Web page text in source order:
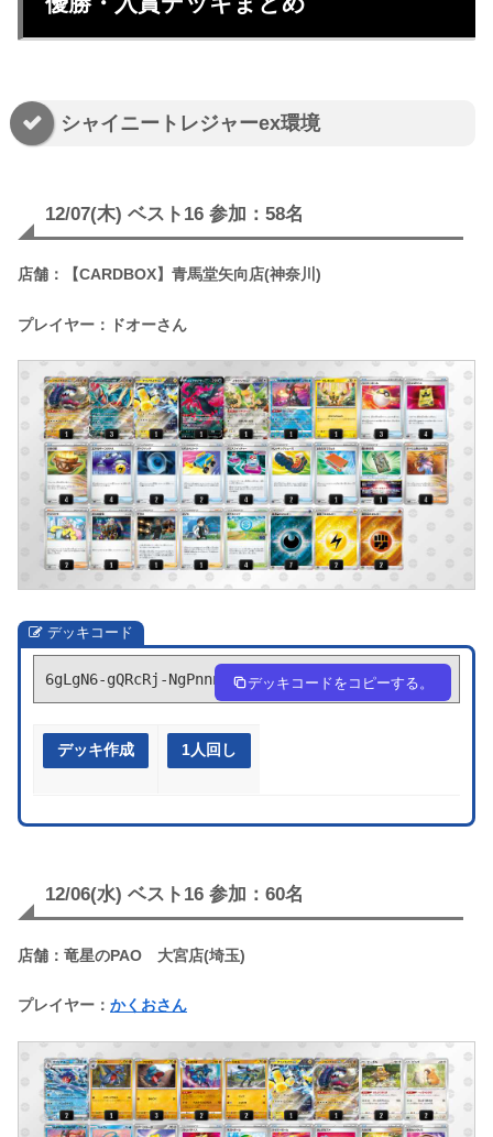
シャイニートレジャーex環境
12/07(木) ベスト16 参加：58名
店舗：【CARDBOX】青馬堂矢向店(神奈川)
プレイヤー：ドオーさん
デッキコード
6gLgN6-gQRcRj-NgPnnn デッキコードをコピーする。
デッキ作成 1人回し
12/06(水) ベスト16 参加：60名
店舗：竜星のPAO 大宮店(埼玉)
プレイヤー： かくおさん